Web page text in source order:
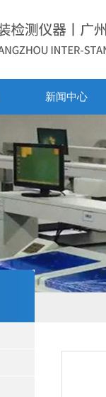
新闻中心